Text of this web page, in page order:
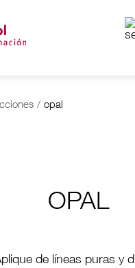
/ opal
OPAL
de líneas puras y